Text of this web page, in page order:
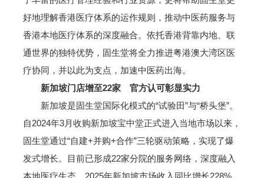
好地理解香港医疗体系的运作规则，推动中医药服务与
香港本地医疗体系的深度融合。依托香港背靠内地、联
通世界的独特优势，固生堂将全力推进粤港澳大湾区医
疗协同，并以此为支点，加速中医药出海。
新加坡门店增至22家 官方认可彰显实力
新加坡是固生堂国际化模式的“试验田”与“桥头堡”。
自2024年3月收购新加坡宝中堂正式进入当地市场以来，
固生堂通过“自建+并购+合作”三轮驱动策略，实现了爆
发式增长。目前已形成22家分院的服务网络，深度融入
本地医疗生态。2025年新加坡市场收入同比增长228%，